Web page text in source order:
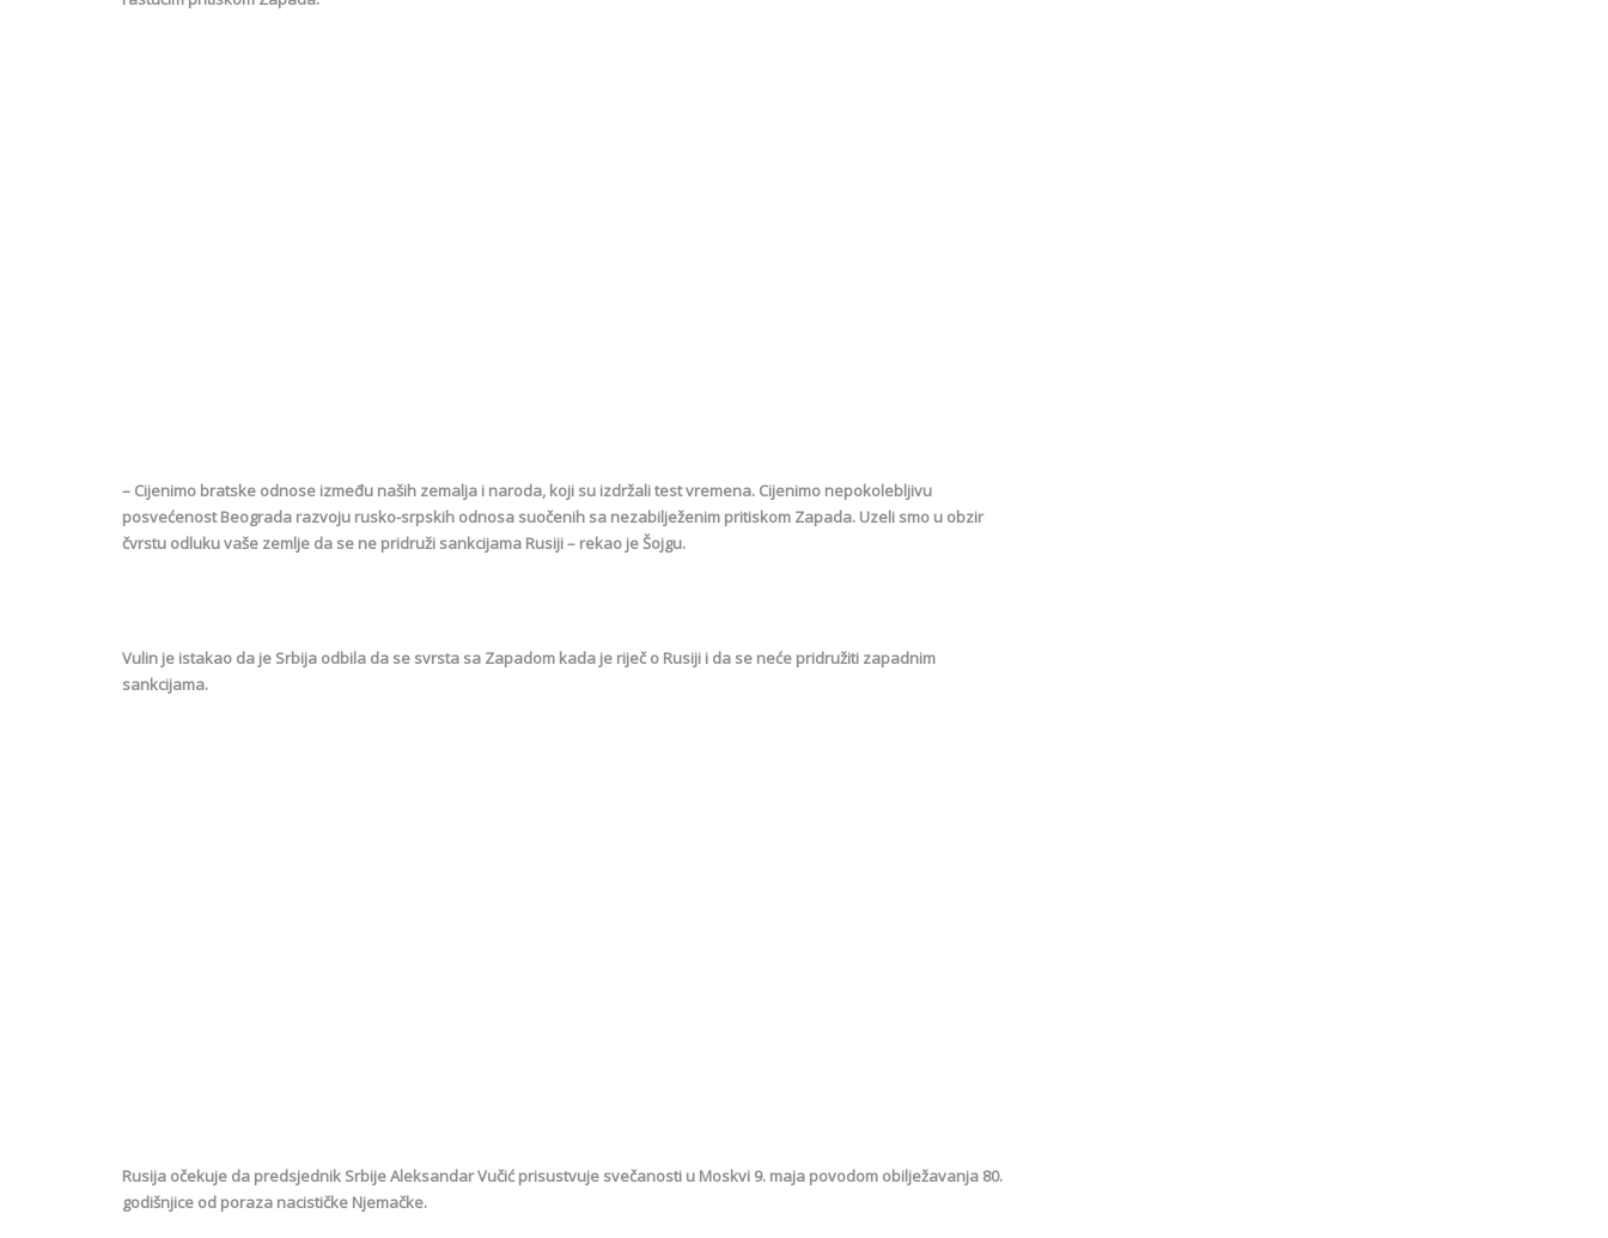
– Cijenimo bratske odnose između naših zemalja i naroda, koji su izdržali test vremena. Cijenimo nepokolebljivu
posvećenost Beograda razvoju rusko-srpskih odnosa suočenih sa nezabilježenim pritiskom Zapada. Uzeli smo u obzir
čvrstu odluku vaše zemlje da se ne pridruži sankcijama Rusiji – rekao je Šojgu.
Vulin je istakao da je Srbija odbila da se svrsta sa Zapadom kada je riječ o Rusiji i da se neće pridružiti zapadnim
sankcijama.
Rusija očekuje da predsjednik Srbije Aleksandar Vučić prisustvuje svečanosti u Moskvi 9. maja povodom obilježavanja 80.
godišnjice od poraza nacističke Njemačke.